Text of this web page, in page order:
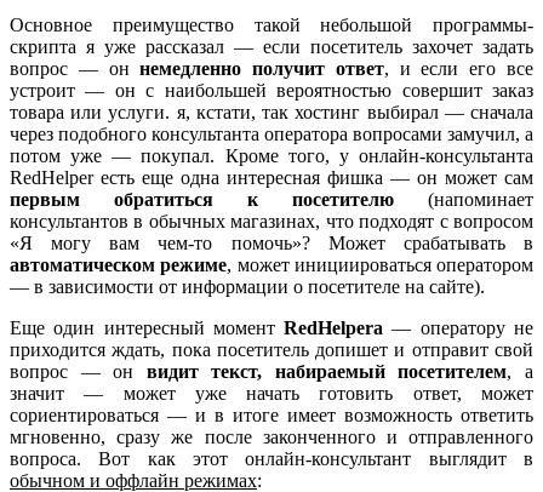
Основное преимущество такой небольшой программы-
скрипта я уже рассказал — если посетитель захочет задать
вопрос — оннемедленно получит ответ, и если его все
устроит — он с наибольшей вероятностью совершит заказ
товара или услуги. я, кстати, так хостинг выбирал — сначала
через подобного консультанта оператора вопросами замучил, а
потом уже — покупал. Кроме того, у онлайн-консультанта
RedHelper есть еще одна интересная фишка — он может сам
первым обратиться к посетителю (напоминает
консультантов в обычных магазинах, что подходят с вопросом
«Я могу вам чем-то помочь»? Может срабатывать в
автоматическом режиме, может инициироваться оператором
— в зависимости от информации о посетителе на сайте).
Еще один интересный моментRedHelpera — оператору не
приходится ждать, пока посетитель допишет и отправит свой
вопрос — он видит текст, набираемый посетителем, а
значит — может уже начать готовить ответ, может
сориентироваться — и в итоге имеет возможность ответить
мгновенно, сразу же после законченного и отправленного
вопроса. Вот как этот онлайн-консультант выглядит в
обычном и оффлайн режимах: